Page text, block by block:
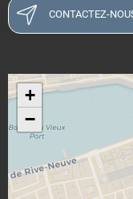
CONTACTEZ-
+
−